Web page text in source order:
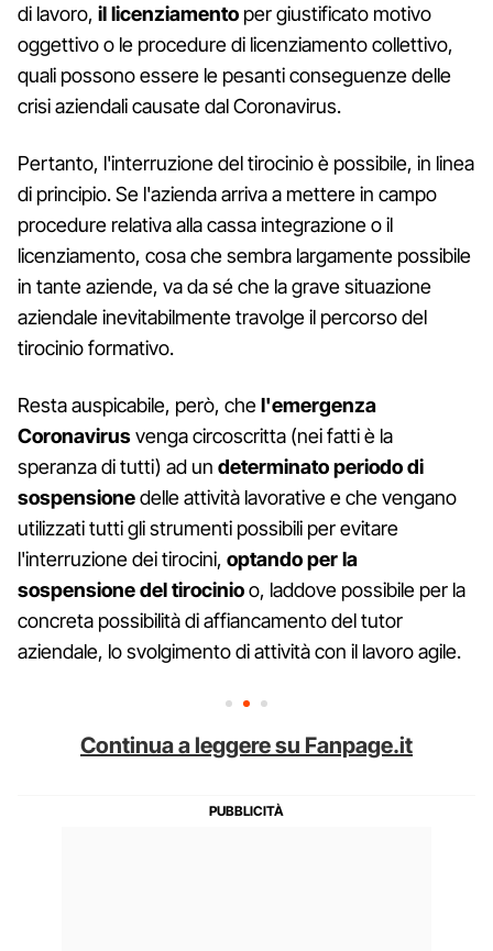
di lavoro, il licenziamento per giustificato motivo
oggettivo o le procedure di licenziamento collettivo,
quali possono essere le pesanti conseguenze delle
crisi aziendali causate dal Coronavirus.
Pertanto, l'interruzione del tirocinio è possibile, in linea
di principio. Se l'azienda arriva a mettere in campo
procedure relativa alla cassa integrazione o il
licenziamento, cosa che sembra largamente possibile
in tante aziende, va da sé che la grave situazione
aziendale inevitabilmente travolge il percorso del
tirocinio formativo.
Resta auspicabile, però, chel'emergenza
Coronavirusvenga circoscritta (nei fatti è la
speranza di tutti) ad un determinato periodo di
sospensionedelle attività lavorative e che vengano
utilizzati tutti gli strumenti possibili per evitare
l'interruzione dei tirocini, optando per la
sospensione del tirocinioo, laddove possibile per la
concreta possibilità di affiancamento del tutor
aziendale, lo svolgimento di attività con il lavoro agile.
Continua a leggere su Fanpage.it